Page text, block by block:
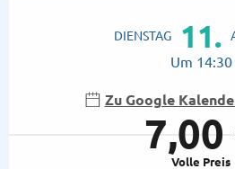
DIENSTAG 11.
Um 14:30
Zu Google
7,00
Volle Preis